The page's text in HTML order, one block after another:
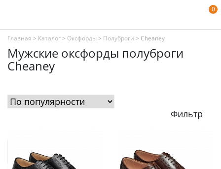
0
Главная > Каталог> Оксфорды > Полуброги > Cheaney
Мужские оксфорды полуброги
Cheaney
Фильтр